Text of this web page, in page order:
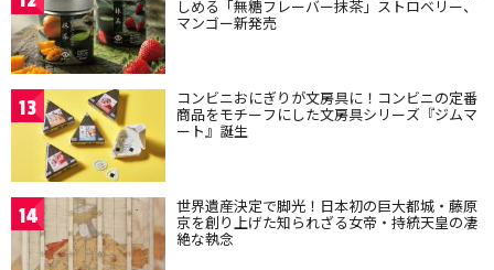
しめる「無糖フレーバー抹茶」ストロベリー、
マンゴー新発売
13 コンビニおにぎりが文房具に！コンビニの定番
商品をモチーフにした文房具シリーズ『ジムマ
ート』誕生
14 世界遺産決定で脚光！日本初の巨大都城・藤原
京を創り上げた知られざる女帝・持統天皇の凄
絶な執念